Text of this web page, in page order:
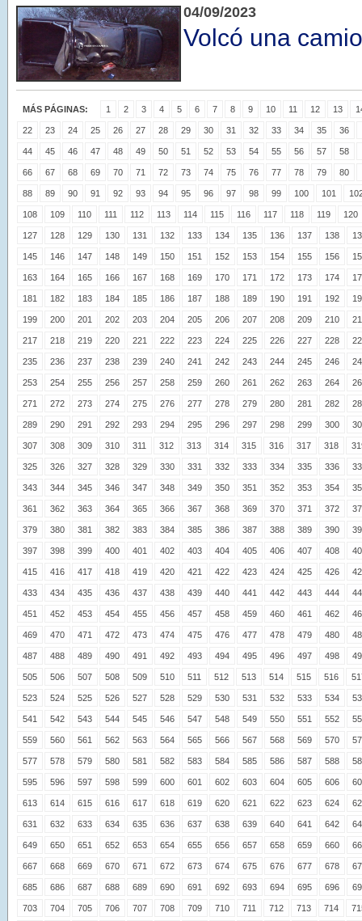
04/09/2023
Volcó una
MÁS PÁGINAS: 1 2 3 4 5 6 7 8 9 10 11 12 13
22 23 24 25 26 27 28 29 30 31 32 33 34 35 36
44 45 46 47 48 49 50 51 52 53 54 55 56 57 58
66 67 68 69 70 71 72 73 74 75 76 77 78 79 80
88 89 90 91 92 93 94 95 96 97 98 99 100 101
108 109 110 111 112 113 114 115 116 117 118 119 120
127 128 129 130 131 132 133 134 135 136 137 138
145 146 147 148 149 150 151 152 153 154 155 156
163 164 165 166 167 168 169 170 171 172 173 174
181 182 183 184 185 186 187 188 189 190 191 192
199 200 201 202 203 204 205 206 207 208 209 210
217 218 219 220 221 222 223 224 225 226 227 228
235 236 237 238 239 240 241 242 243 244 245 246
253 254 255 256 257 258 259 260 261 262 263 264
271 272 273 274 275 276 277 278 279 280 281 282
289 290 291 292 293 294 295 296 297 298 299 300
307 308 309 310 311 312 313 314 315 316 317 318
325 326 327 328 329 330 331 332 333 334 335 336
343 344 345 346 347 348 349 350 351 352 353 354
361 362 363 364 365 366 367 368 369 370 371 372
379 380 381 382 383 384 385 386 387 388 389 390
397 398 399 400 401 402 403 404 405 406 407 408
415 416 417 418 419 420 421 422 423 424 425 426
433 434 435 436 437 438 439 440 441 442 443 444
451 452 453 454 455 456 457 458 459 460 461 462
469 470 471 472 473 474 475 476 477 478 479 480
487 488 489 490 491 492 493 494 495 496 497 498
505 506 507 508 509 510 511 512 513 514 515 516
523 524 525 526 527 528 529 530 531 532 533 534
541 542 543 544 545 546 547 548 549 550 551 552
559 560 561 562 563 564 565 566 567 568 569 570
577 578 579 580 581 582 583 584 585 586 587 588
595 596 597 598 599 600 601 602 603 604 605 606
613 614 615 616 617 618 619 620 621 622 623 624
631 632 633 634 635 636 637 638 639 640 641 642
649 650 651 652 653 654 655 656 657 658 659 660
667 668 669 670 671 672 673 674 675 676 677 678
685 686 687 688 689 690 691 692 693 694 695 696
703 704 705 706 707 708 709 710 711 712 713 714